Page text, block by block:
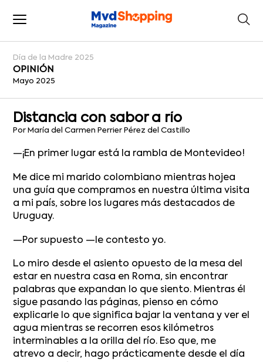
Día de la Madre 2025
OPINIÓN
Mayo 2025
Distancia con sabor a río
Por María del Carmen Perrier Pérez del Castillo
—¡En primer lugar está la rambla de Montevideo!
Me dice mi marido colombiano mientras hojea
una guía que compramos en nuestra última visita
a mi país, sobre los lugares más destacados de
Uruguay.
—Por supuesto —le contesto yo.
Lo miro desde el asiento opuesto de la mesa del
estar en nuestra casa en Roma, sin encontrar
palabras que expandan lo que siento. Mientras él
sigue pasando las páginas, pienso en cómo
explicarle lo que significa bajar la ventana y ver el
agua mientras se recorren esos kilómetros
interminables a la orilla del río. Eso que, me
atrevo a decir, hago prácticamente desde el día